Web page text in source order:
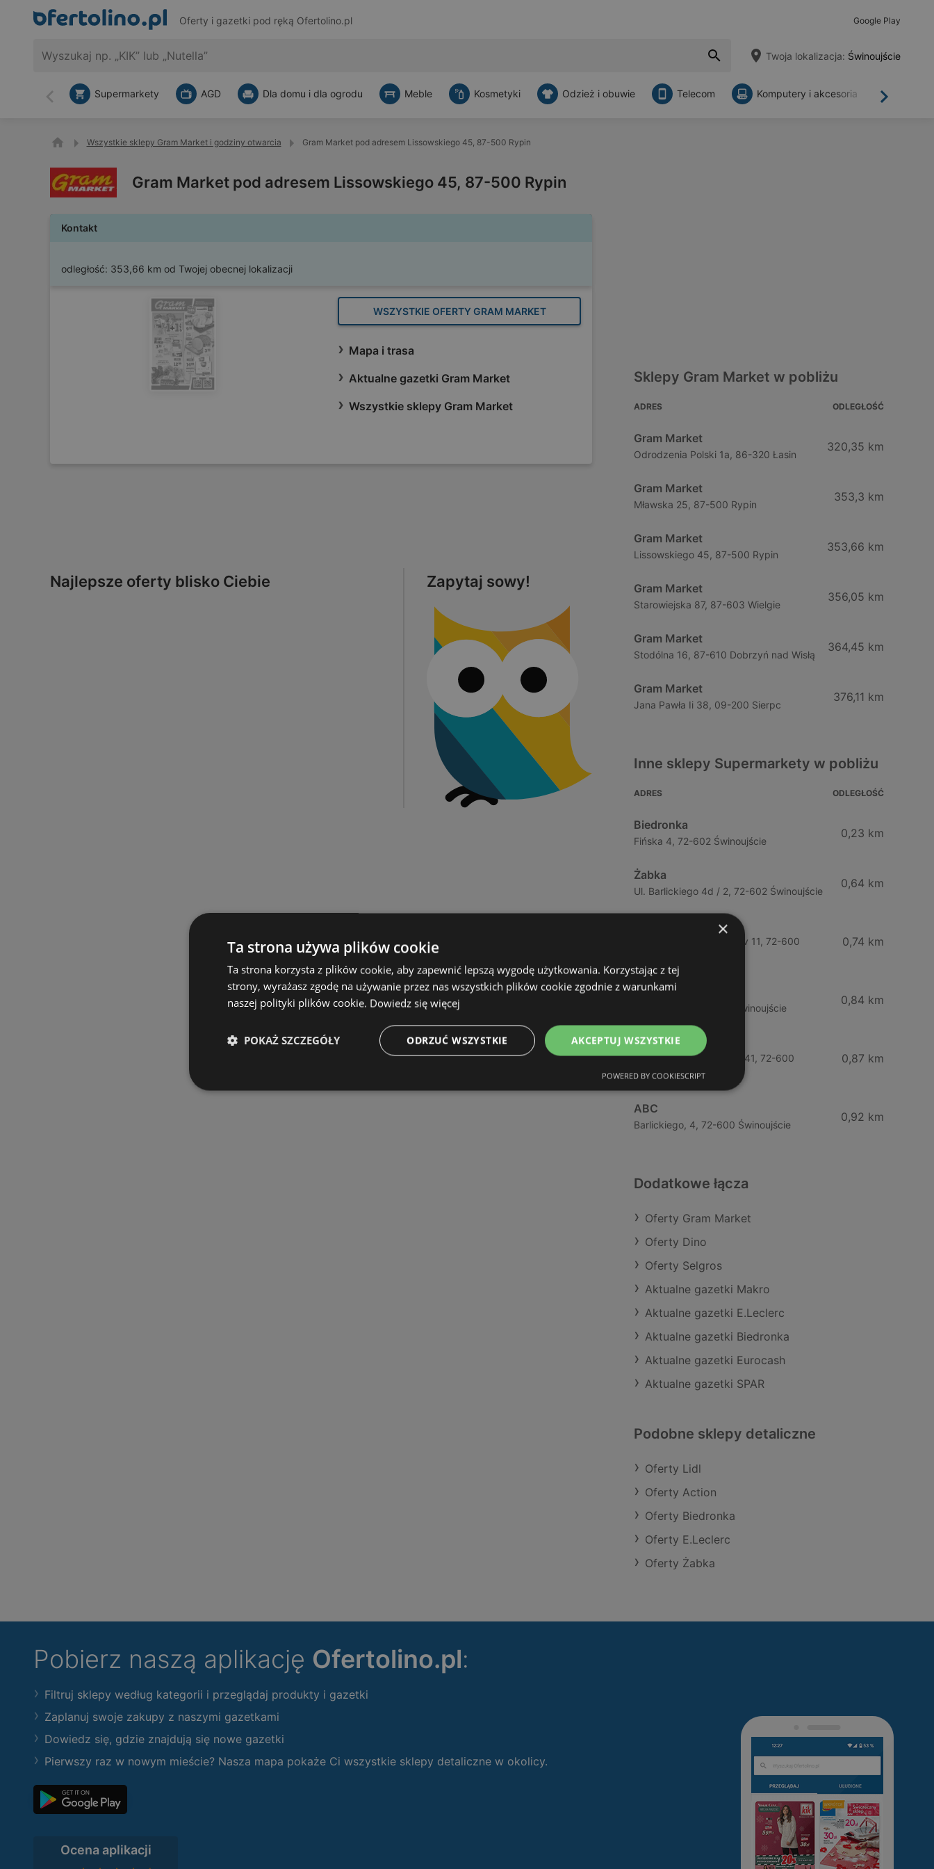
Oferty i gazetki pod ręką Ofertolino.pl Google Play
Twoja lokalizacja: Świnoujście
Wstecz Dalej
Supermarkety AGD Dla domu i dla ogrodu Meble Kosmetyki Odzież i obuwie Telecom Komputery i akcesoria
Wszystkie sklepy Gram Market i godziny otwarcia Gram Market pod adresem Lissowskiego 45, 87-500 Rypin
Gram Market pod adresem Lissowskiego 45, 87-500 Rypin
Kontakt
odległość: 353,66 km od Twojej obecnej lokalizacji
WSZYSTKIE OFERTY GRAM MARKET
Mapa i trasa
Aktualne gazetki Gram Market
Wszystkie sklepy Gram Market
Najlepsze oferty blisko Ciebie Zapytaj sowy!
Sklepy Gram Market w pobliżu
ADRES ODLEGŁOŚĆ
Gram Market
Odrodzenia Polski 1a, 86-320 Łasin
320,35 km
Gram Market
Mławska 25, 87-500 Rypin
353,3 km
Gram Market
Lissowskiego 45, 87-500 Rypin
353,66 km
Gram Market
Starowiejska 87, 87-603 Wielgie
356,05 km
Gram Market
Stodólna 16, 87-610 Dobrzyń nad Wisłą
364,45 km
Gram Market
Jana Pawła Ii 38, 09-200 Sierpc
376,11 km
Inne sklepy Supermarkety w pobliżu
ADRES ODLEGŁOŚĆ
Biedronka
Fińska 4, 72-602 Świnoujście
0,23 km
Żabka
Ul. Barlickiego 4d / 2, 72-602 Świnoujście
0,64 km
Wybrzeze Władysława Iv 11, 72-600
0,74 km
Biedronka
Chrobrego 9, 72-600 Świnoujście
0,84 km
Lidl
Ul. Bohaterów Września 41, 72-600
Świnoujście
0,87 km
ABC
Barlickiego, 4, 72-600 Świnoujście
0,92 km
Dodatkowe łącza
Oferty Gram Market
Oferty Dino
Oferty Selgros
Aktualne gazetki Makro
Aktualne gazetki E.Leclerc
Aktualne gazetki Biedronka
Aktualne gazetki Eurocash
Aktualne gazetki SPAR
Podobne sklepy detaliczne
Oferty Lidl
Oferty Action
Oferty Biedronka
Oferty E.Leclerc
Oferty Żabka
Pobierz naszą aplikację Ofertolino.pl:
Filtruj sklepy według kategorii i przeglądaj produkty i gazetki
Zaplanuj swoje zakupy z naszymi gazetkami
Dowiedz się, gdzie znajdują się nowe gazetki
Pierwszy raz w nowym mieście? Nasza mapa pokaże Ci wszystkie sklepy detaliczne w okolicy.
Ocena aplikacji
×
Ta strona używa plików cookie
Ta strona korzysta z plików cookie, aby zapewnić lepszą wygodę użytkowania. Korzystając z tej
strony, wyrażasz zgodę na używanie przez nas wszystkich plików cookie zgodnie z warunkami
naszej polityki plików cookie. Dowiedz się więcej
AKCEPTUJ WSZYSTKIE
ODRZUĆ WSZYSTKIE
POKAŻ SZCZEGÓŁY
POWERED BY COOKIESCRIPT